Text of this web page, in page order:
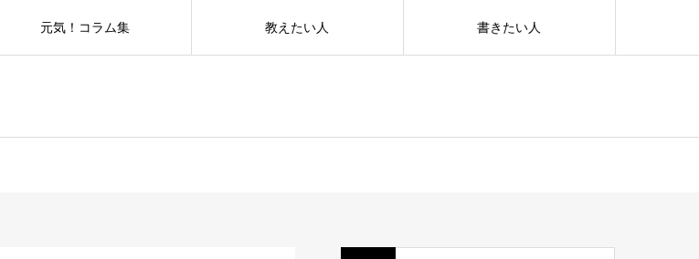
元気！コラム集 教えたい人 書きたい人